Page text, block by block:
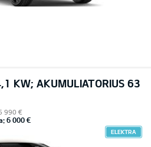
KW; AKUMULIATORIUS 63
990 €
6 000 €
ELEKTRA